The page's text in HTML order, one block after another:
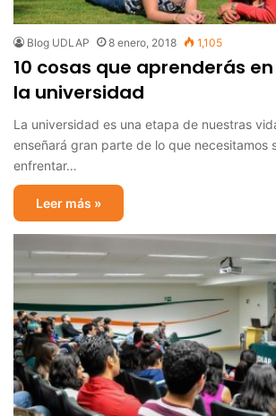
Blog UDLAP 8 enero, 2018 1,105
10 cosas que aprenderás
la universidad
La universidad es una etapa de nuestras
enseñará gran parte de lo que necesitamos
enfrentar…
Leer más »